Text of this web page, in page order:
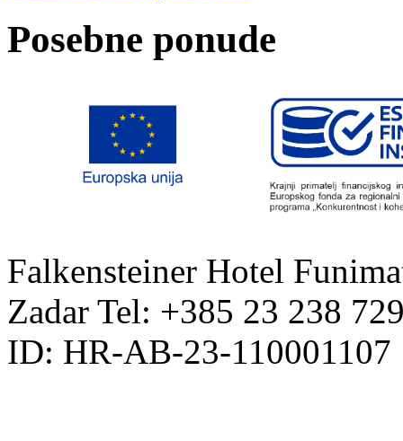
Posebne ponude
Falkensteiner Hotel
Zadar Tel: +385 23 238
ID: HR-AB-23-110001107